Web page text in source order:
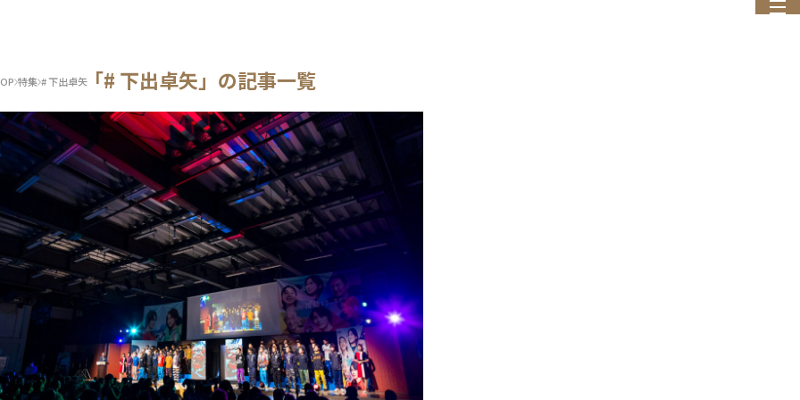
特集 # 下出卓矢「# 下出卓矢」の記事一覧